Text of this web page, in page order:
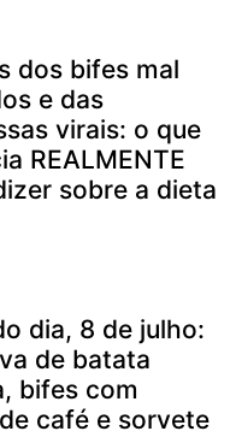
dos bifes mal
e das
virais: o que
REALMENTE
sobre a dieta
dia, 8 de julho:
de batata
bifes com
café e sorvete